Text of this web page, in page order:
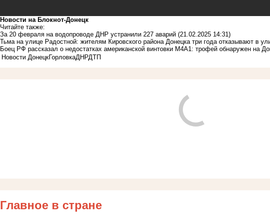
Новости на Блoкнoт-Донецк
Читайте также:
За 20 февраля на водопроводе ДНР устранили 227 аварий (21.02.2025 14:31)
Тьма на улице Радостной: жителям Кировского района Донецка три года отказывают в
Боец РФ рассказал о недостатках американской винтовки М4А1: трофей обнаружен на
Новости ДонецкГорловкаДНРДТП
Главное в стране